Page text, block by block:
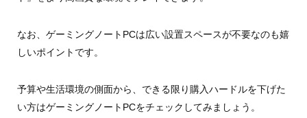
なお、ゲーミングノートPCは広い設置スペースが不要なのも嬉
しいポイントです。
予算や生活環境の側面から、できる限り購入ハードルを下げた
い方はゲーミングノートPCをチェックしてみましょう。